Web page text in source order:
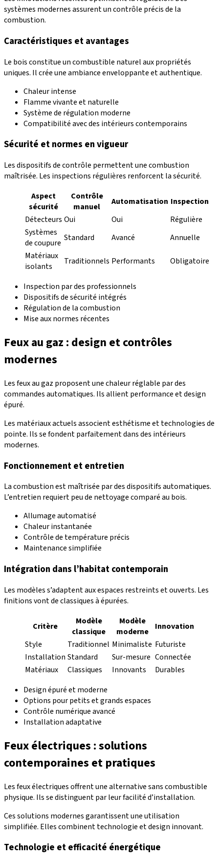
systèmes modernes assurent un contrôle précis de la
combustion.
Caractéristiques et avantages
Le bois constitue un combustible naturel aux propriétés
uniques. Il crée une ambiance enveloppante et authentique.
Chaleur intense
Flamme vivante et naturelle
Système de régulation moderne
Compatibilité avec des intérieurs contemporains
Sécurité et normes en vigueur
Les dispositifs de contrôle permettent une combustion
maîtrisée. Les inspections régulières renforcent la sécurité.
Aspect
sécurité
Contrôle
manuel
Automatisation Inspection
Détecteurs Oui Oui
Régulière
Systèmes
de coupure Standard Avancé
Annuelle
Matériaux
isolants
Traditionnels Performants Obligatoire
Inspection par des professionnels
Dispositifs de sécurité intégrés
Régulation de la combustion
Mise aux normes récentes
Feux au gaz : design et contrôles
modernes
Les feux au gaz proposent une chaleur réglable par des
commandes automatiques. Ils allient performance et design
épuré.
Les matériaux actuels associent esthétisme et technologies de
pointe. Ils se fondent parfaitement dans des intérieurs
modernes.
Fonctionnement et entretien
La combustion est maîtrisée par des dispositifs automatiques.
L’entretien requiert peu de nettoyage comparé au bois.
Allumage automatisé
Chaleur instantanée
Contrôle de température précis
Maintenance simplifiée
Intégration dans l’habitat contemporain
Les modèles s’adaptent aux espaces restreints et ouverts. Les
finitions vont de classiques à épurées.
Critère
Modèle
classique
Modèle
moderne
Innovation
Style
Traditionnel Minimaliste Futuriste
Installation Standard Sur-mesure Connectée
Matériaux
Classiques Innovants
Durables
Design épuré et moderne
Options pour petits et grands espaces
Contrôle numérique avancé
Installation adaptative
Feux électriques : solutions
contemporaines et pratiques
Les feux électriques offrent une alternative sans combustible
physique. Ils se distinguent par leur facilité d’installation.
Ces solutions modernes garantissent une utilisation
simplifiée. Elles combinent technologie et design innovant.
Technologie et efficacité énergétique